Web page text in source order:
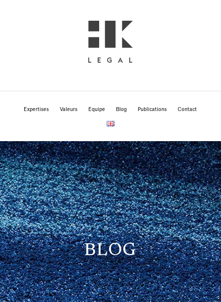
Expertises Valeurs Equipe Blog Publications Contact
BLOG